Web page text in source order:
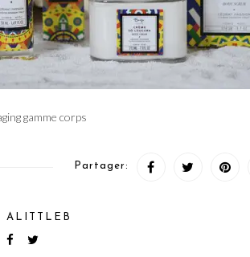
gamme corps
Partager:
ALITTLEB